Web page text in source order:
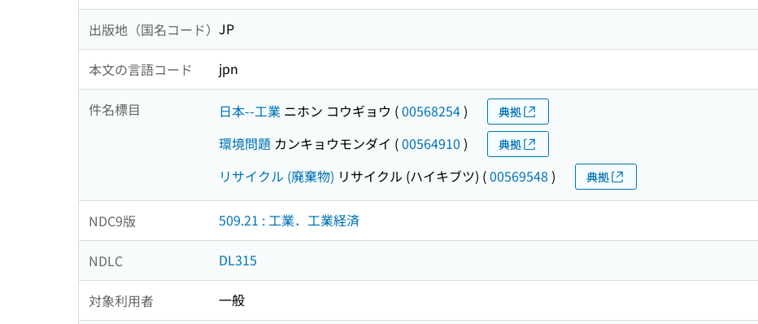
出版地（国名コード） JP
本文の言語コード jpn
件名標目 日本--工業 ニホン コウギョウ (00568254) 典拠
環境問題 カンキョウモンダイ (00564910 ) 典拠
リサイクル (廃棄物) リサイクル (ハイキブツ) (00569548 ) 典拠
NDC9版 509.21 : 工業．工業経済
NDLC DL315
対象利用者 一般